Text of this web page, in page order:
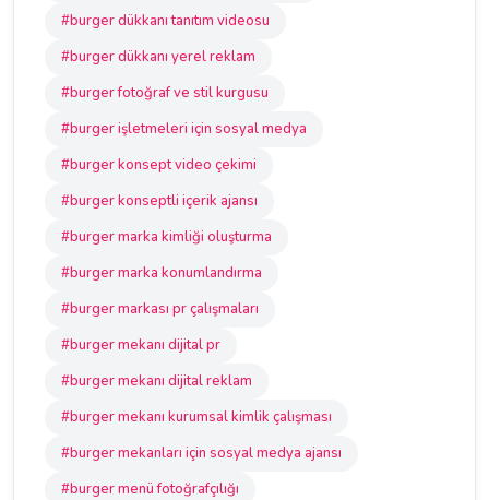
#burger dükkanı tanıtım videosu
#burger dükkanı yerel reklam
#burger fotoğraf ve stil kurgusu
#burger işletmeleri için sosyal medya
#burger konsept video çekimi
#burger konseptli içerik ajansı
#burger marka kimliği oluşturma
#burger marka konumlandırma
#burger markası pr çalışmaları
#burger mekanı dijital pr
#burger mekanı dijital reklam
#burger mekanı kurumsal kimlik çalışması
#burger mekanları için sosyal medya ajansı
#burger menü fotoğrafçılığı